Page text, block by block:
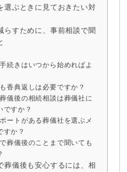
選ぶときに見ておきたい対
らすために、事前相談で聞
続きはいつから始めればよ
香典返しは必要ですか？
儀後の相続相談は葬儀社に
ですか？
ートがある葬儀社を選ぶメ
すか？
葬儀後のことまで聞いても
葬儀後も安心するには、相